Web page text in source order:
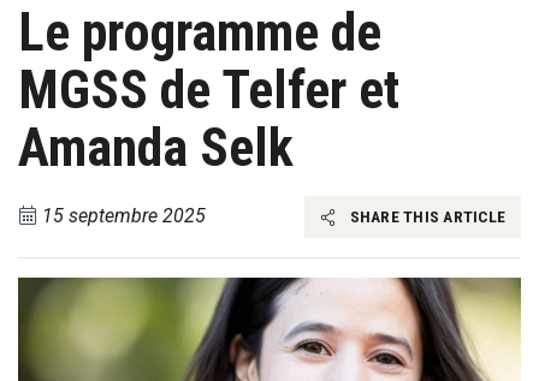
Le programme de
MGSS de Telfer et
Amanda Selk
15 septembre 2025 SHARE THIS ARTICLE